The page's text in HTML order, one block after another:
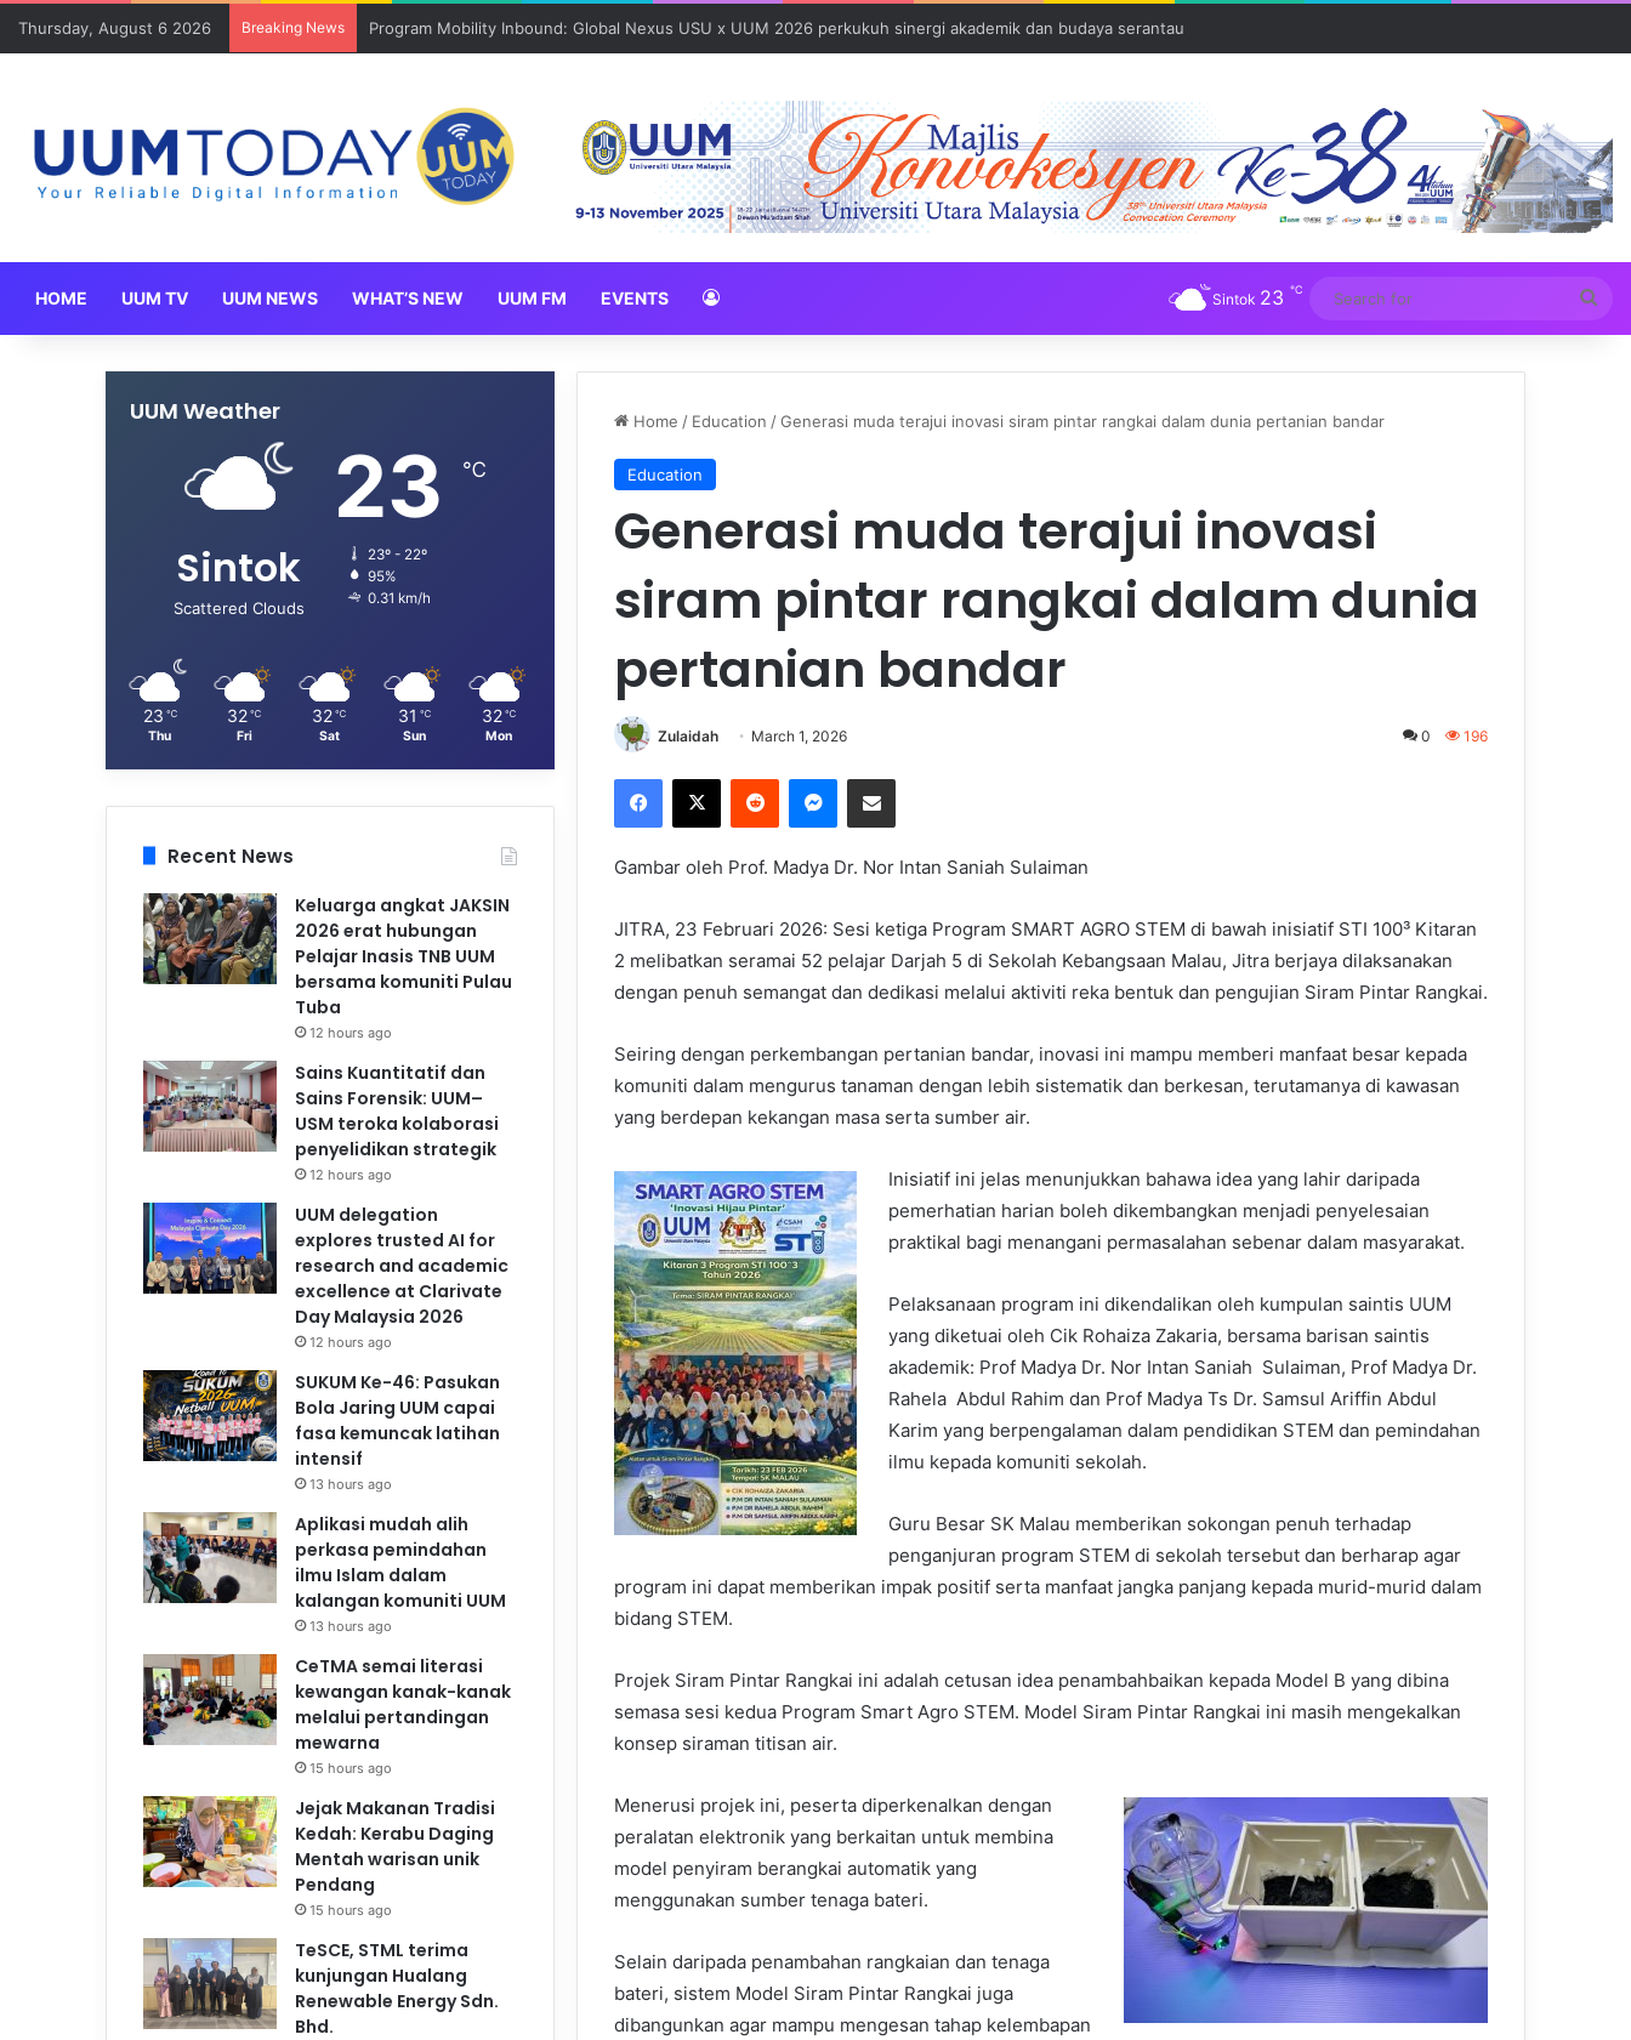
Thursday, August 6 2026 Breaking News Keluarga angkat JAKSIN 2026 erat hubungan Pelajar Inasis TNB UUM bersama komuniti Pulau Tuba
HOME UUM TV UUM NEWS WHAT’S NEW UUM FM EVENTS Sintok 23 ℃
for
Home / Education /Generasi muda terajui inovasi siram pintar rangkai dalam dunia pertanian bandar
Education
Generasi muda terajui inovasi
siram pintar rangkai dalam dunia
pertanian bandar
Zulaidah March 1, 2026 0 196
Gambar oleh Prof. Madya Dr. Nor Intan Saniah Sulaiman
JITRA, 23 Februari 2026: Sesi ketiga Program SMART AGRO STEM di bawah inisiatif STI 100³ Kitaran
2 melibatkan seramai 52 pelajar Darjah 5 di Sekolah Kebangsaan Malau, Jitra berjaya dilaksanakan
dengan penuh semangat dan dedikasi melalui aktiviti reka bentuk dan pengujian Siram Pintar Rangkai.
Seiring dengan perkembangan pertanian bandar, inovasi ini mampu memberi manfaat besar kepada
komuniti dalam mengurus tanaman dengan lebih sistematik dan berkesan, terutamanya di kawasan
yang berdepan kekangan masa serta sumber air.
Inisiatif ini jelas menunjukkan bahawa idea yang lahir daripada
pemerhatian harian boleh dikembangkan menjadi penyelesaian
praktikal bagi menangani permasalahan sebenar dalam masyarakat.
Pelaksanaan program ini dikendalikan oleh kumpulan saintis UUM
yang diketuai oleh Cik Rohaiza Zakaria, bersama barisan saintis
akademik: Prof Madya Dr. Nor Intan Saniah Sulaiman, Prof Madya Dr.
Rahela Abdul Rahim dan Prof Madya Ts Dr. Samsul Ariffin Abdul
Karim yang berpengalaman dalam pendidikan STEM dan pemindahan
ilmu kepada komuniti sekolah.
Guru Besar SK Malau memberikan sokongan penuh terhadap
penganjuran program STEM di sekolah tersebut dan berharap agar
program ini dapat memberikan impak positif serta manfaat jangka panjang kepada murid-murid dalam
bidang STEM.
Projek Siram Pintar Rangkai ini adalah cetusan idea penambahbaikan kepada Model B yang dibina
semasa sesi kedua Program Smart Agro STEM. Model Siram Pintar Rangkai ini masih mengekalkan
konsep siraman titisan air.
Menerusi projek ini, peserta diperkenalkan dengan
peralatan elektronik yang berkaitan untuk membina
model penyiram berangkai automatik yang
menggunakan sumber tenaga bateri.
Selain daripada penambahan rangkaian dan tenaga
bateri, sistem Model Siram Pintar Rangkai juga
dibangunkan agar mampu mengesan tahap kelembapan
UUM Weather
Sintok
Scattered Clouds
23 ℃
23º - 22º
95%
0.31 km/h
23 ℃
Thu
32 ℃
Fri
32 ℃
Sat
31 ℃
Sun
32 ℃
Mon
Recent News
Keluarga angkat JAKSIN
2026 erat hubungan
Pelajar Inasis TNB UUM
bersama komuniti Pulau
Tuba
12 hours ago
Sains Kuantitatif dan
Sains Forensik: UUM–
USM teroka kolaborasi
penyelidikan strategik
12 hours ago
UUM delegation
explores trusted AI for
research and academic
excellence at Clarivate
Day Malaysia 2026
12 hours ago
SUKUM Ke-46: Pasukan
Bola Jaring UUM capai
fasa kemuncak latihan
intensif
13 hours ago
Aplikasi mudah alih
perkasa pemindahan
ilmu Islam dalam
kalangan komuniti UUM
13 hours ago
CeTMA semai literasi
kewangan kanak-kanak
melalui pertandingan
mewarna
15 hours ago
Jejak Makanan Tradisi
Kedah: Kerabu Daging
Mentah warisan unik
Pendang
15 hours ago
TeSCE, STML terima
kunjungan Hualang
Renewable Energy Sdn.
Bhd.